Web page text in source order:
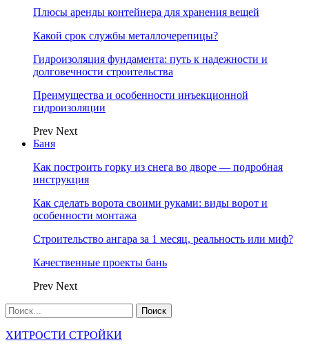
Плюсы аренды контейнера для хранения вещей
Какой срок службы металлочерепицы?
Гидроизоляция фундамента: путь к надежности и
долговечности строительства
Преимущества и особенности инъекционной
гидроизоляции
Prev Next
Баня
Как построить горку из снега во дворе — подробная
инструкция
Как сделать ворота своими руками: виды ворот и
особенности монтажа
Строительство ангара за 1 месяц, реальность или миф?
Качественные проекты бань
Prev Next
ХИТРОСТИ СТРОЙКИ